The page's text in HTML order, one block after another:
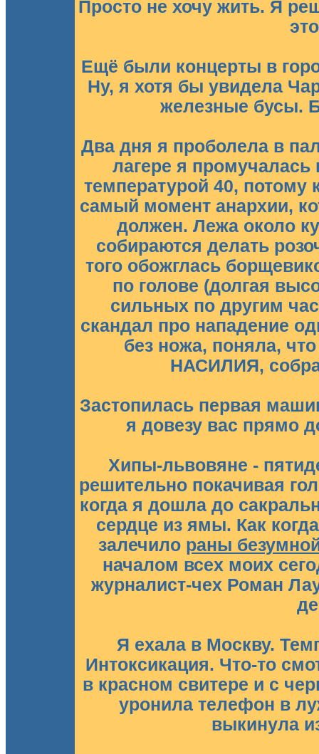
Просто не хочу жить. Я
Ещё были концерты в
Ну, я хотя бы увидела
железные бусы.
Два дня я проболела в
лагере я
температурой 40, потому
самый момент анархии,
должен. Лежа около
собираются делать
того обожглась
по голове (долгая
сильных по другим
скандал про нападение
без ножа, поняла,
НАСИЛИЯ,
Застопилась первая
я довезу вас прямо
Хипы-львовяне -
решительно покачивая
когда я дошла до
сердце из ямы. Как
залечило раны
началом всех моих
журналист-чех Роман
Я ехала в Москву.
Интоксикация. Что-то
в красном свитере и с
уронила телефон в
выкинула